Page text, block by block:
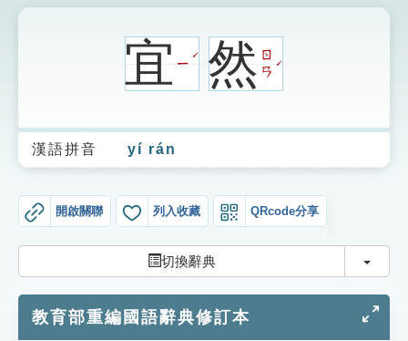
生字詞彙表
成語故事
索引選單
單字索引
圖
宜ㄧ
ˊ 然ㄖ
ㄢ
ˊ
漢語拼音 yí rán
開啟關聯 列入收藏 QRcode分享
切換辭典 切換
教育部重編國語辭典修訂本